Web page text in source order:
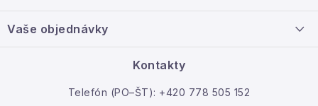
Veľkoobchodná spolupráca
Vaše objednávky
Kontakty
Telefón (PO–ŠT): +420 778 505 152